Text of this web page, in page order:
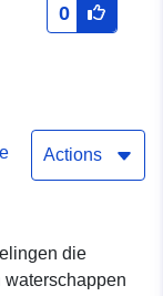
0
Actions
die